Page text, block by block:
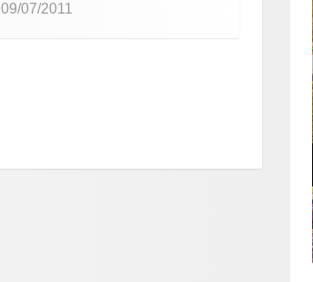
09/07/2011